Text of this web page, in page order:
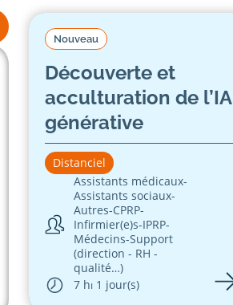
Nouveau
Découverte et
acculturation de l’IA
générative
Distanciel
Assistants médicaux-
Assistants sociaux-
Autres-CPRP-
Infirmier(e)s-IPRP-
Médecins-Support
(direction - RH -
qualité…)
7 h⏐ 1 jour(s)